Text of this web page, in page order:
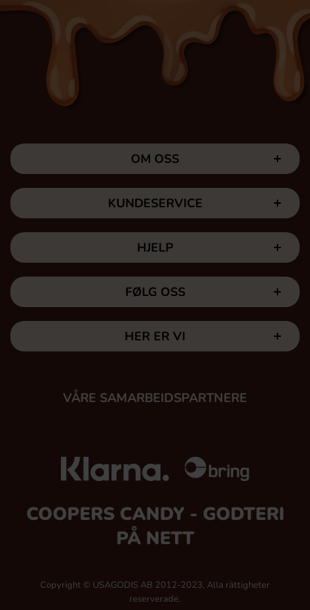
OM OSS
KUNDESERVICE
HJELP
FØLG OSS
HER ER VI
VÅRE SAMARBEIDSPARTNERE
COOPERS CANDY - GODTERI
PÅ NETT
Copyright © USAGODIS AB 2012-2023, Alla rättigheter
reserverade.